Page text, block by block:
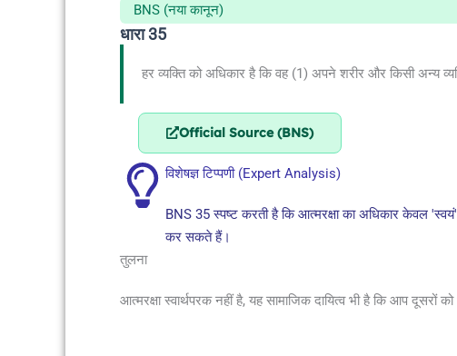
BNS (नया कानून)
धारा 35
हर व्यक्ति को अधिकार है कि वह (1) अपने शरीर और किसी अन्य
Official Source (BNS)
विशेषज्ञ टिप्पणी (Expert Analysis)
BNS 35 स्पष्ट करती है कि आत्मरक्षा का अधिकार केवल
कर सकते हैं।
तुलना
आत्मरक्षा स्वार्थपरक नहीं है, यह सामाजिक दायित्व भी है कि आप दूसरों